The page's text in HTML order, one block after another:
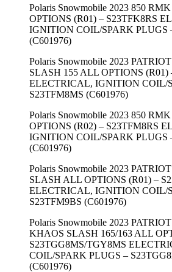
Polaris Snowmobile 2023 850
OPTIONS (R01) – S23TFK8RS
IGNITION COIL/SPARK PLUGS
(C601976)
Polaris Snowmobile 2023
SLASH 155 ALL OPTIONS (R01)
ELECTRICAL, IGNITION COIL/
S23TFM8MS (C601976)
Polaris Snowmobile 2023 850
OPTIONS (R02) – S23TFM8RS
IGNITION COIL/SPARK PLUGS
(C601976)
Polaris Snowmobile 2023
SLASH ALL OPTIONS (R01) –
ELECTRICAL, IGNITION COIL/
S23TFM9BS (C601976)
Polaris Snowmobile 2023
KHAOS SLASH 165/163 ALL
S23TGG8MS/TGY8MS
COIL/SPARK PLUGS –
(C601976)